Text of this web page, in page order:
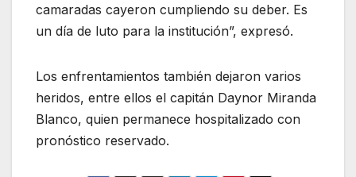
camaradas cayeron cumpliendo su deber. Es
un día de luto para la institución”, expresó.
Los enfrentamientos también dejaron varios
heridos, entre ellos el capitán Daynor Miranda
Blanco, quien permanece hospitalizado con
pronóstico reservado.